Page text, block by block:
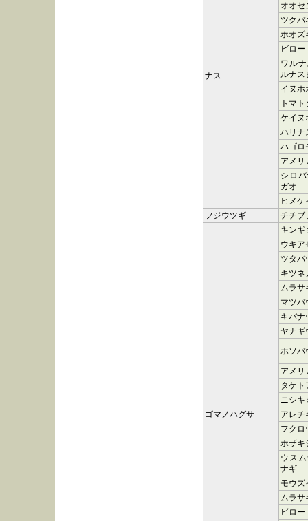
ナス
オオセ
ツクバ
ホオズ
ビロー
ワル
ルナス
イヌホ
トマ
ケイヌ
ハリナ
ハゴロ
アメリ
シロ
ガオ
ヒメ
フジウツギ
チチブ
ゴマノハグサ
キンギ
ウキア
ツタバ
キツネ
ムラサ
マツバ
キバナ
ヤナギ
ホソバ
アメリ
タケト
ニシキ
アレチ
フクロ
ホザキ
ウス
ナギ
モウズ
ムラサ
ビロ